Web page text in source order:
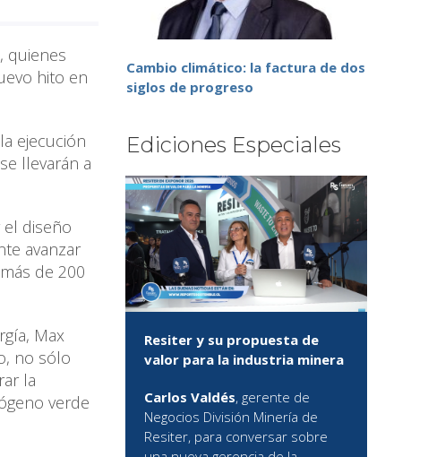
quienes
hito en
ejecución
llevarán a
diseño
avanzar
de 200
Max
no sólo
la
verde
Cambio climático: la factura de dos
siglos de progreso
Ediciones Especiales
Resiter y su propuesta de
valor para la industria minera
Carlos Valdés, gerente de
Negocios División Minería de
Resiter, para conversar sobre